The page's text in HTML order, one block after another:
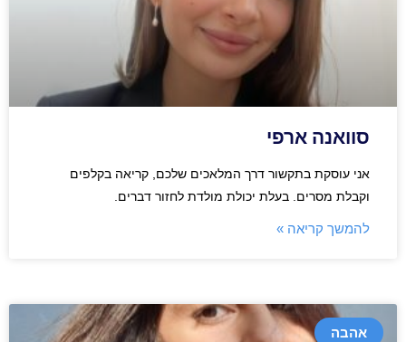
סוואנה ארפי
אני עוסקת בתקשור דרך המלאכים שלכם, קריאה בקלפים
וקבלת מסרים. בעלת יכולת מולדת לחזור דברים.
להמשך קריאה »
אהבה